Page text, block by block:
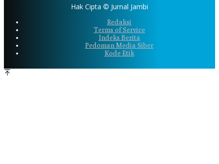
Hak Cipta © Jurnal Jambi
Redaksi
Terms of Service
Indeks Berita
Pedoman Media Siber
Kode Etik